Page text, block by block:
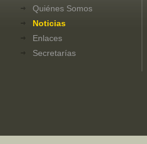
Quiénes Somos
Noticias
Enlaces
Secretarías